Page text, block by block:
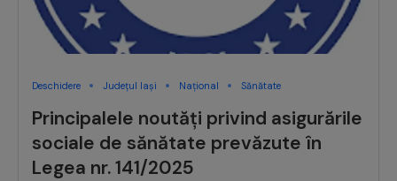
Deschidere Județul Iași Național Sănătate
Principalele noutăți privind asigurările
sociale de sănătate prevăzute în
Legea nr. 141/2025